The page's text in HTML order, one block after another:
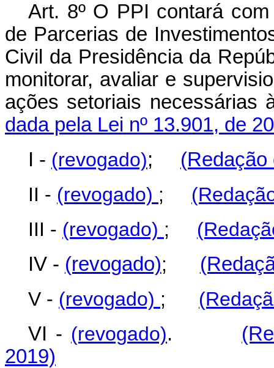
Art. 8º O PPI contará
de Parcerias de
Civil da Presidência da
monitorar, avaliar e
ações setoriais
dada pela Lei nº 13.901, de
I - (revogado); (Redação
II - (revogado) ;
III - (revogado) ;
IV - (revogado);
V - (revogado) ;
VI - (revogado).
2019)